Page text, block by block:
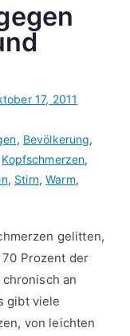
17, 2011
, Bevölkerung,
Kopfschmerzen,
, Stirn,Warm,
gelitten,
70 Prozent der
an
gibt viele
von leichten